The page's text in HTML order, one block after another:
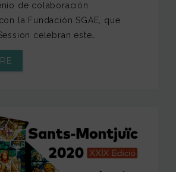
de colaboración
la Fundación SGAE, que
celebran este…